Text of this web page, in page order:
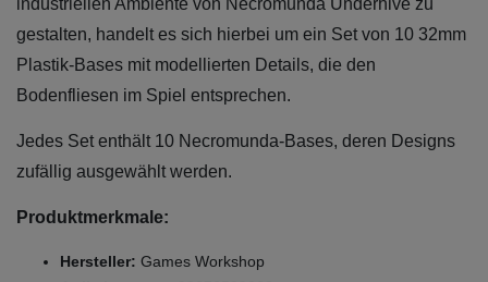
industriellen Ambiente von Necromunda Underhive zu
gestalten, handelt es sich hierbei um ein Set von 10 32mm
Plastik-Bases mit modellierten Details, die den
Bodenfliesen im Spiel entsprechen.
Jedes Set enthält 10 Necromunda-Bases, deren Designs
zufällig ausgewählt werden.
Produktmerkmale:
Hersteller: Games Workshop